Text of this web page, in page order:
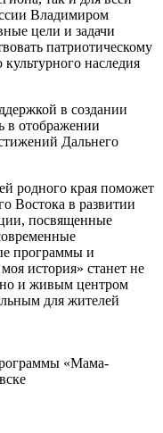
Владимиром
цели и задачи
патриотическому
наследия
в создании
в отображении
Дальнего
родного края поможет
Востока в развитии
посвященные
программы и
история» станет не
и живым центром
для жителей